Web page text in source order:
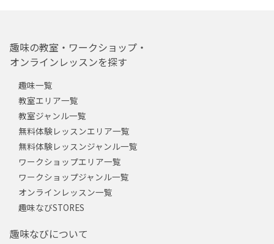
趣味の教室・ワークショップ・
オンラインレッスンを探す
趣味一覧
教室エリア一覧
教室ジャンル一覧
無料体験レッスンエリア一覧
無料体験レッスンジャンル一覧
ワークショップエリア一覧
ワークショップジャンル一覧
オンラインレッスン一覧
趣味なびSTORES
趣味なびについて